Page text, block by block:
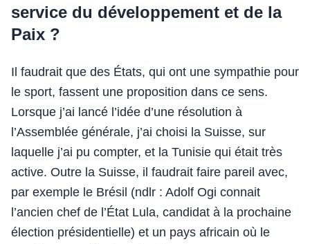
service du développement et de la
Paix ?
Il faudrait que des États, qui ont une sympathie pour
le sport, fassent une proposition dans ce sens.
Lorsque j’ai lancé l’idée d’une résolution à
l’Assemblée générale, j’ai choisi la Suisse, sur
laquelle j’ai pu compter, et la Tunisie qui était très
active. Outre la Suisse, il faudrait faire pareil avec,
par exemple le Brésil (ndlr : Adolf Ogi connait
l’ancien chef de l’État Lula, candidat à la prochaine
élection présidentielle) et un pays africain où le